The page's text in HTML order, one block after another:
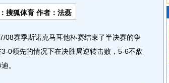
搜狐体育 作者：法磊
赛季斯诺克马耳他杯赛结束了半决赛的争
0领先的情况下在决胜局逆转击败，5-6不敌
。